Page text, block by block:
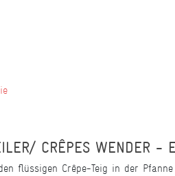
CRÊPES WENDER -
flüssigen Crêpe-Teig in der